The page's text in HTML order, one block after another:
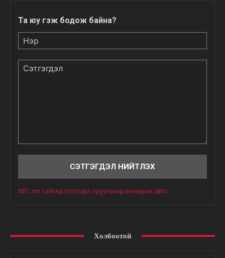
Та юу гэж бодож байна?
MFC.mn сайтад сэтгэгдэл оруулахад анхаарах зүйлс
Холбоотой